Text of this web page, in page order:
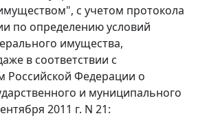
с учетом протокола
по определению условий
имущества,
в соответствии с
Российской Федерации о
и муниципального
2011 г. N 21: